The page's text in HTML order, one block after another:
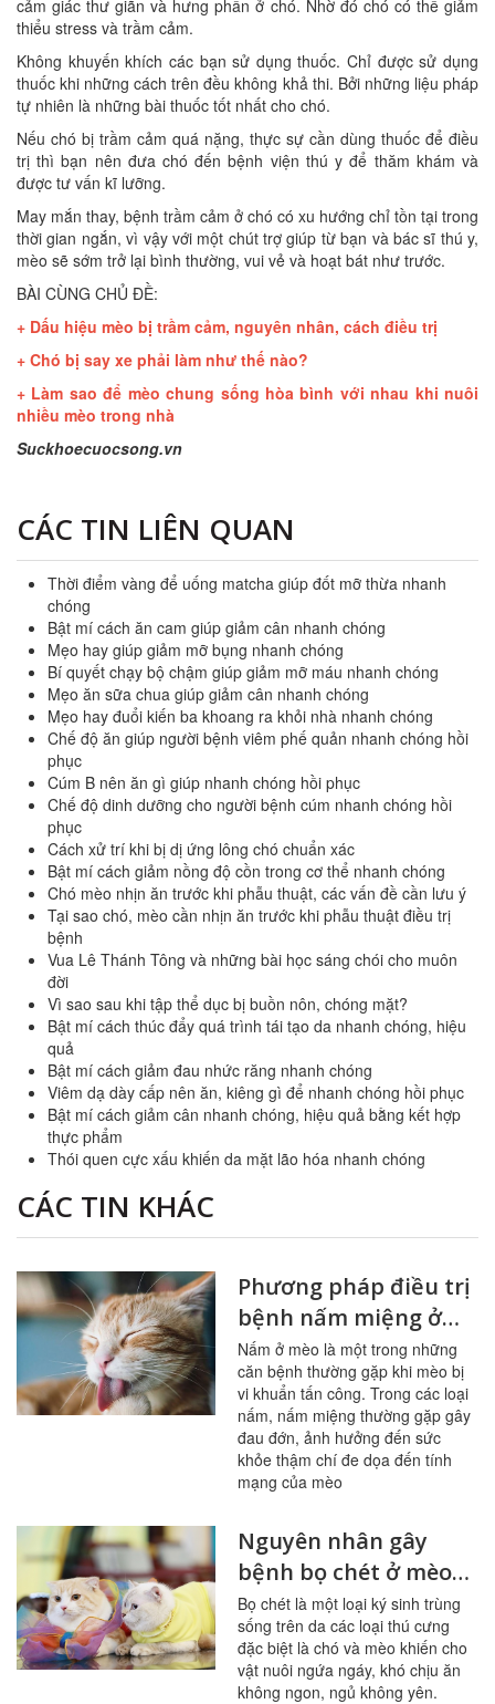
cảm giác thư giãn và hưng phấn ở chó. Nhờ đó chó có thể giảm
thiểu stress và trầm cảm.
Không khuyến khích các bạn sử dụng thuốc. Chỉ được sử dụng
thuốc khi những cách trên đều không khả thi. Bởi những liệu pháp
tự nhiên là những bài thuốc tốt nhất cho chó.
Nếu chó bị trầm cảm quá nặng, thực sự cần dùng thuốc để điều
trị thì bạn nên đưa chó đến bệnh viện thú y để thăm khám và
được tư vấn kĩ lưỡng.
May mắn thay, bệnh trầm cảm ở chó có xu hướng chỉ tồn tại trong
thời gian ngắn, vì vậy với một chút trợ giúp từ bạn và bác sĩ thú y,
mèo sẽ sớm trở lại bình thường, vui vẻ và hoạt bát như trước.
BÀI CÙNG CHỦ ĐỀ:
+ Dấu hiệu mèo bị trầm cảm, nguyên nhân, cách điều trị
+ Chó bị say xe phải làm như thế nào?
+ Làm sao để mèo chung sống hòa bình với nhau khi nuôi
nhiều mèo trong nhà
Suckhoecuocsong.vn
CÁC TIN LIÊN QUAN
Thời điểm vàng để uống matcha giúp đốt mỡ thừa nhanh
chóng
Bật mí cách ăn cam giúp giảm cân nhanh chóng
Mẹo hay giúp giảm mỡ bụng nhanh chóng
Bí quyết chạy bộ chậm giúp giảm mỡ máu nhanh chóng
Mẹo ăn sữa chua giúp giảm cân nhanh chóng
Mẹo hay đuổi kiến ba khoang ra khỏi nhà nhanh chóng
Chế độ ăn giúp người bệnh viêm phế quản nhanh chóng hồi
phục
Cúm B nên ăn gì giúp nhanh chóng hồi phục
Chế độ dinh dưỡng cho người bệnh cúm nhanh chóng hồi
phục
Cách xử trí khi bị dị ứng lông chó chuẩn xác
Bật mí cách giảm nồng độ cồn trong cơ thể nhanh chóng
Chó mèo nhịn ăn trước khi phẫu thuật, các vấn đề cần lưu ý
Tại sao chó, mèo cần nhịn ăn trước khi phẫu thuật điều trị
bệnh
Vua Lê Thánh Tông và những bài học sáng chói cho muôn
đời
Vì sao sau khi tập thể dục bị buồn nôn, chóng mặt?
Bật mí cách thúc đẩy quá trình tái tạo da nhanh chóng, hiệu
quả
Bật mí cách giảm đau nhức răng nhanh chóng
Viêm dạ dày cấp nên ăn, kiêng gì để nhanh chóng hồi phục
Bật mí cách giảm cân nhanh chóng, hiệu quả bằng kết hợp
thực phẩm
Thói quen cực xấu khiến da mặt lão hóa nhanh chóng
CÁC TIN KHÁC
Phương pháp điều trị
bệnh nấm miệng ở
mèo
Nấm ở mèo là một trong những
căn bệnh thường gặp khi mèo bị
vi khuẩn tấn công. Trong các loại
nấm, nấm miệng thường gặp gây
đau đớn, ảnh hưởng đến sức
khỏe thậm chí đe dọa đến tính
mạng của mèo
Nguyên nhân gây
bệnh bọ chét ở mèo
và giải pháp
Bọ chét là một loại ký sinh trùng
sống trên da các loại thú cưng
đặc biệt là chó và mèo khiến cho
vật nuôi ngứa ngáy, khó chịu ăn
không ngon, ngủ không yên.